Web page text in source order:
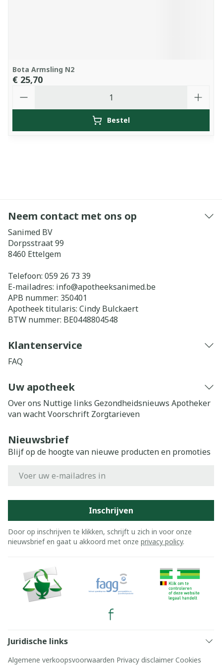
Bota Armsling N2
€ 25,70
Bestel
Neem contact met ons op
Sanimed BV
Dorpsstraat 99
8460 Ettelgem
Telefoon: 059 26 73 39
E-mailadres: info@apotheeksanimed.be
APB nummer: 350401
Apotheek titularis: Cindy Bulckaert
BTW nummer: BE0448804548
Klantenservice
FAQ
Uw apotheek
Over ons Nuttige links Gezondheidsnieuws Apotheker
van wachtVoorschrift Zorgtarieven
Nieuwsbrief
Blijf op de hoogte van nieuwe producten en promoties
Inschrijven
Door op inschrijven te klikken, schrijft u zich in voor onze
nieuwsbrief en gaat u akkoord met onze privacy policy.
Juridische links
Algemene verkoopsvoorwaarden Privacy disclaimer Cookies